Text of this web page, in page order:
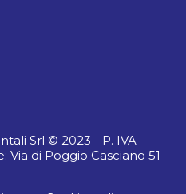
Srl © 2023 - P. IVA
Via di Poggio Casciano 51